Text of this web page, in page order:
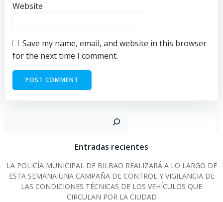
Website
Save my name, email, and website in this browser
for the next time I comment.
Entradas recientes
LA POLICÍA MUNICIPAL DE BILBAO REALIZARÁ A LO LARGO DE
ESTA SEMANA UNA CAMPAÑA DE CONTROL Y VIGILANCIA DE
LAS CONDICIONES TÉCNICAS DE LOS VEHÍCULOS QUE
CIRCULAN POR LA CIUDAD